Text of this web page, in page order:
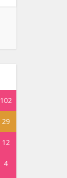
102
29
12
4